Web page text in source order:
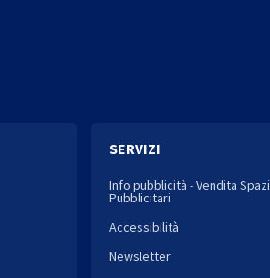
SERVIZI
Info pubblicità - Vendita Spazi
Pubblicitari
Accessibilità
Newsletter